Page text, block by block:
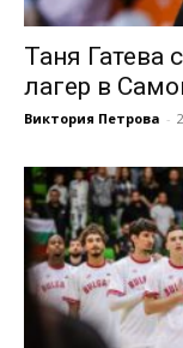
Таня Гатева
лагер в
Виктория Петрова -